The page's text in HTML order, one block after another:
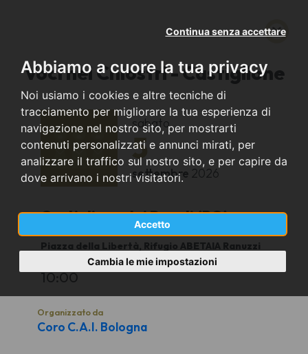
Abbiamo a cuore la tua privacy
Noi usiamo i cookies e altre tecniche di
tracciamento per migliorare la tua esperienza di
navigazione nel nostro sito, per mostrarti
contenuti personalizzati e annunci mirati, per
analizzare il traffico sul nostro sito, e per capire da
dove arrivano i nostri visitatori.
Accetto
Continua senza accettare
Cambia le mie impostazioni
Voci nei Chiostri - Castiglione
sabato
5
settembre 2026
Castiglione dei Pepoli (BO)
Piazza della Libertà, Rifugio ABETAIA Ranuzzi
Segni - Via dell’Abetaia SNC
10:00
Organizzato da
Coro C.A.I. Bologna